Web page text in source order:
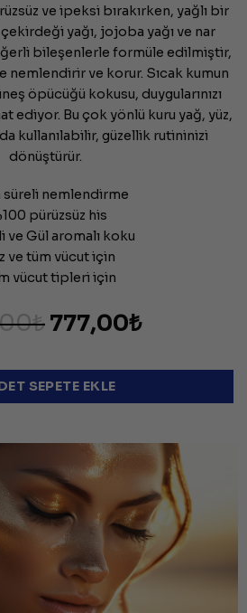
ve ipeksi bırakırken, yağlı bir
yağı, jojoba yağı ve nar
bileşenlerle formüle edilmiştir,
ve korur. Sıcak kumun
öpücüğü kokusu, duygularınızı
ediyor. Bu çok yönlü kuru yağ, yüz,
kullanılabilir, güzellik rutininizi
dönüştürür.
süreli nemlendirme
pürüzsüz his
ve Gül aromalı koku
ve tüm vücut için
vücut tipleri için
777,00₺
SEPETE EKLE